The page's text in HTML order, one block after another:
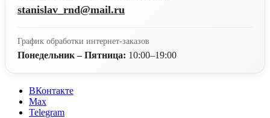
stanislav_rnd@mail.ru
График обработки интернет-заказов
Понедельник – Пятница: 10:00–19:00
ВКонтакте
Max
Telegram